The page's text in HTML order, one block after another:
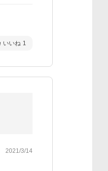
いいね 1
2021/3/14